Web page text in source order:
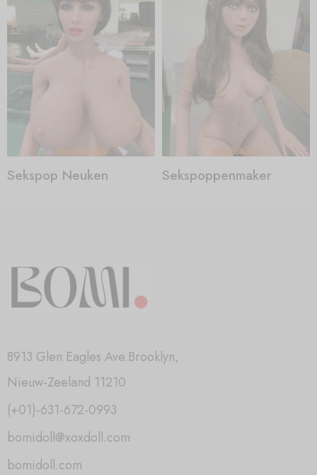
Sekspop Neuken Sekspoppenmaker
8913 Glen Eagles Ave.Brooklyn,
Nieuw-Zeeland 11210
(+01)-631-672-0993
bomidoll@xoxdoll.com
bomidoll.com